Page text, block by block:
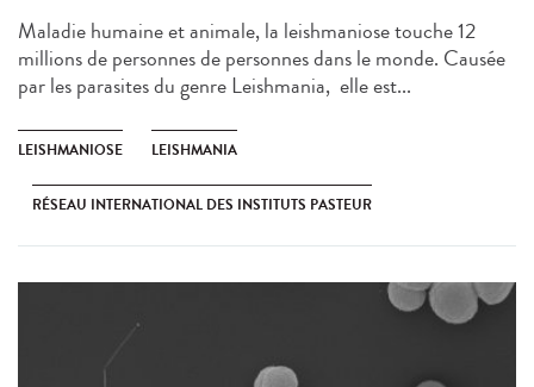
Maladie humaine et animale, la leishmaniose touche 12
millions de personnes de personnes dans le monde. Causée
par les parasites du genre Leishmania, elle est...
LEISHMANIOSE LEISHMANIA
RÉSEAU INTERNATIONAL DES INSTITUTS PASTEUR